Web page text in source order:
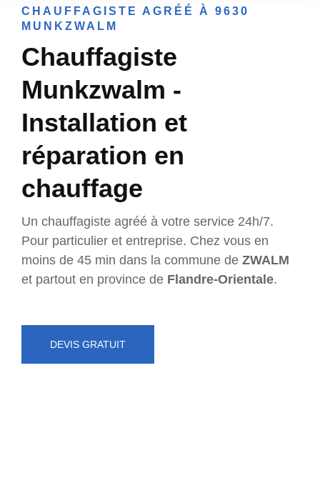
CHAUFFAGISTE AGRÉÉ À 9630
MUNKZWALM
Chauffagiste
Munkzwalm -
Installation et
réparation en
chauffage
Un chauffagiste agréé à votre service 24h/7.
Pour particulier et entreprise. Chez vous en
moins de 45 min dans la commune de ZWALM
et partout en province de Flandre-Orientale.
DEVIS GRATUIT